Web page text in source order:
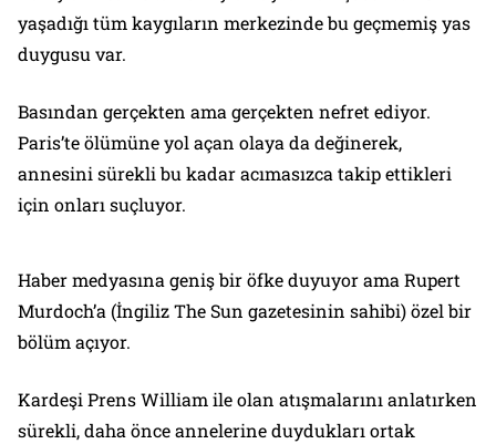
yaşadığı tüm kaygıların merkezinde bu geçmemiş yas
duygusu var.
Basından gerçekten ama gerçekten nefret ediyor.
Paris’te ölümüne yol açan olaya da değinerek,
annesini sürekli bu kadar acımasızca takip ettikleri
için onları suçluyor.
Haber medyasına geniş bir öfke duyuyor ama Rupert
Murdoch’a (İngiliz The Sun gazetesinin sahibi) özel bir
bölüm açıyor.
Kardeşi Prens William ile olan atışmalarını anlatırken
sürekli, daha önce annelerine duydukları ortak